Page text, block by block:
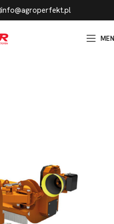
info@agroperfekt.pl